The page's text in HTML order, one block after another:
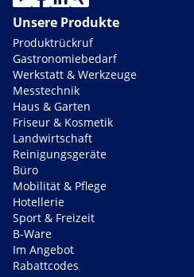
Unsere Produkte
Produktrückruf
Gastronomiebedarf
Werkstatt & Werkzeuge
Messtechnik
Haus & Garten
Friseur & Kosmetik
Landwirtschaft
Reinigungsgeräte
Büro
Mobilität & Pflege
Hotellerie
Sport & Freizeit
B-Ware
Im Angebot
Rabattcodes